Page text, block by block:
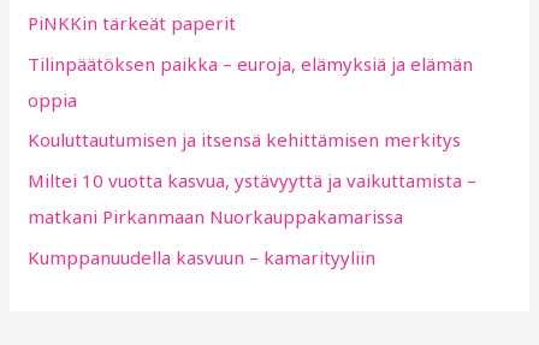
f
o
r
:
PiNKKin tärkeät paperit
Tilinpäätöksen paikka – euroja, elämyksiä ja elämän
oppia
Kouluttautumisen ja itsensä kehittämisen merkitys
Miltei 10 vuotta kasvua, ystävyyttä ja vaikuttamista –
matkani Pirkanmaan Nuorkauppakamarissa
Kumppanuudella kasvuun – kamarityyliin